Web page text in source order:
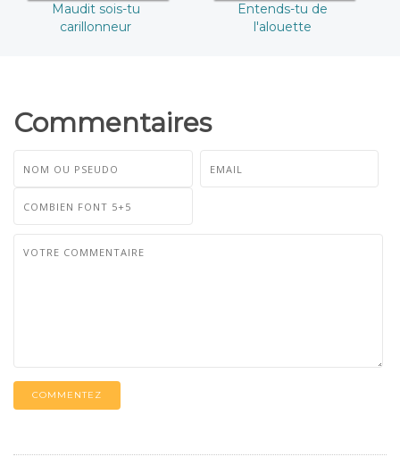
Maudit sois-tu
carillonneur
Entends-tu de
l'alouette
Commentaires
COMMENTEZ